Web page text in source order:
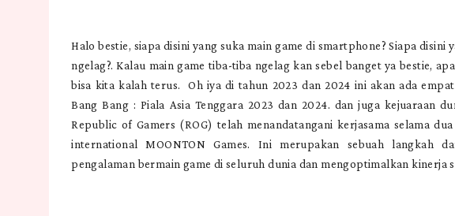
Halo bestie, siapa disini yang suka main game di smartphone? Siapa
ngelag?. Kalau main game tiba-tiba ngelag kan sebel banget ya bestie,
bisa kita kalah terus. Oh iya di tahun 2023 dan 2024 ini akan ada
Bang Bang : Piala Asia Tenggara 2023 dan 2024. dan juga kejuaraan
Republic of Gamers (ROG) telah menandatangani kerjasama selama
international MOONTON Games. Ini merupakan sebuah langkah
pengalaman bermain game di seluruh dunia dan mengoptimalkan kinerja